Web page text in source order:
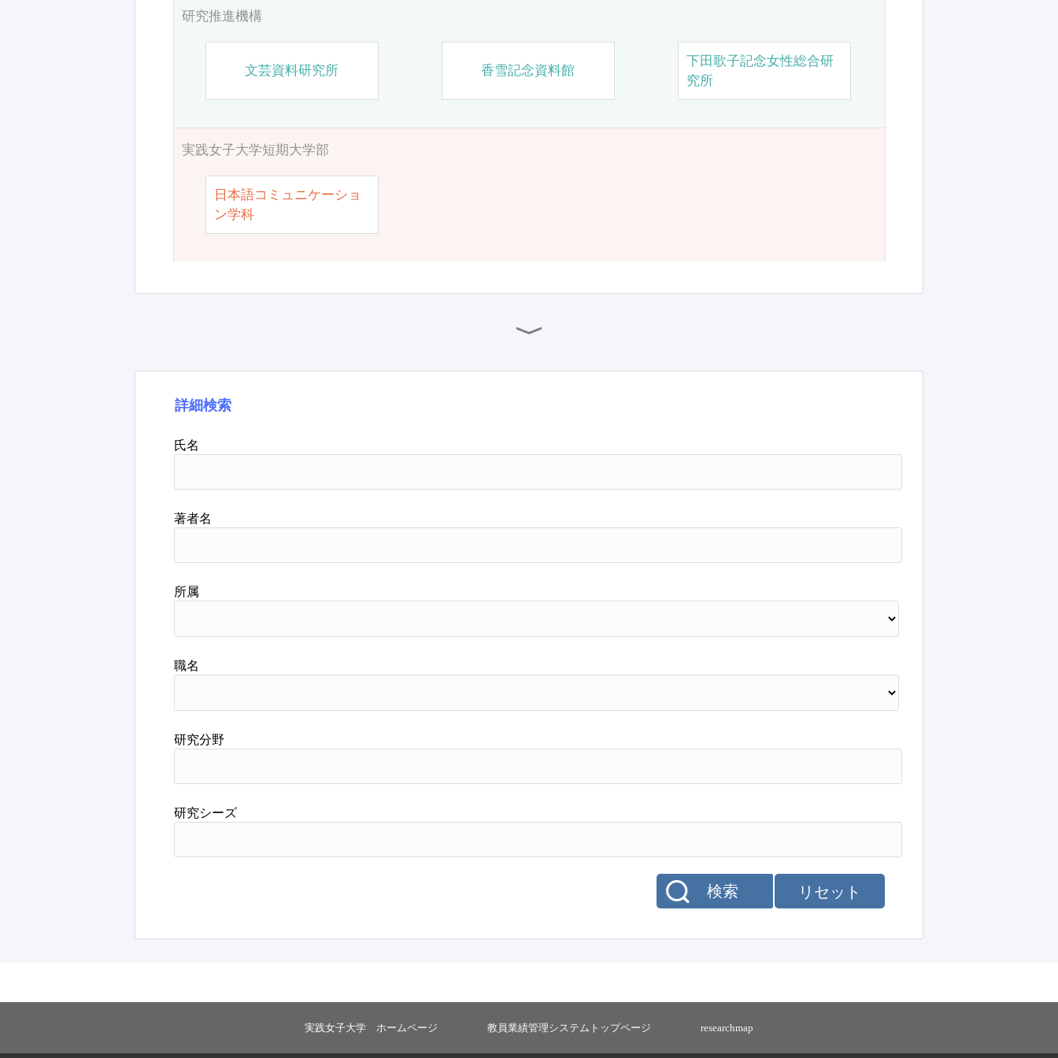
研究推進機構
文芸資料研究所 香雪記念資料館
下田歌子記念女性総合研
究所
実践女子大学短期大学部
日本語コミュニケーショ
ン学科
詳細検索
氏名
著者名
所属
職名
研究分野
研究シーズ
リセット
検索
実践女子大学 ホームページ 教員業績管理システムトップページ researchmap